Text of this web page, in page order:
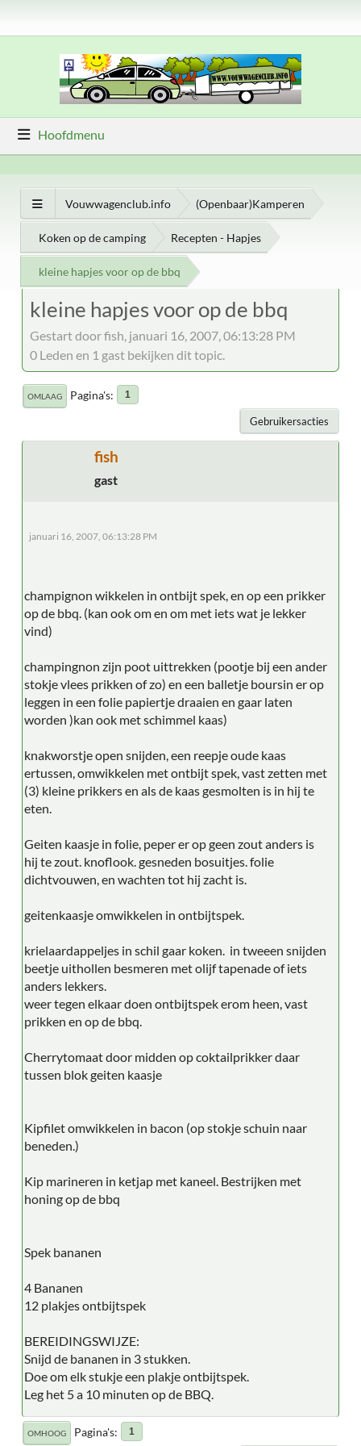
Hoofdmenu
Vouwwagenclub.info (Openbaar)Kamperen
Koken op de camping Recepten - Hapjes
kleine hapjes voor op de bbq
kleine hapjes voor op de bbq
Gestart door fish, januari 16, 2007, 06:13:28 PM
0 Leden en 1 gast bekijken dit topic.
OMLAAG Pagina's 1
Gebruikersacties
fish
gast
januari 16, 2007, 06:13:28 PM
champignon wikkelen in ontbijt spek, en op een prikker
op de bbq. (kan ook om en om met iets wat je lekker
vind)
champingnon zijn poot uittrekken (pootje bij een ander
stokje vlees prikken of zo) en een balletje boursin er op
leggen in een folie papiertje draaien en gaar laten
worden )kan ook met schimmel kaas)
knakworstje open snijden, een reepje oude kaas
ertussen, omwikkelen met ontbijt spek, vast zetten met
(3) kleine prikkers en als de kaas gesmolten is in hij te
eten.
Geiten kaasje in folie, peper er op geen zout anders is
hij te zout. knoflook. gesneden bosuitjes. folie
dichtvouwen, en wachten tot hij zacht is.
geitenkaasje omwikkelen in ontbijtspek.
krielaardappeljes in schil gaar koken. in tweeen snijden
beetje uithollen besmeren met olijf tapenade of iets
anders lekkers.
weer tegen elkaar doen ontbijtspek erom heen, vast
prikken en op de bbq.
Cherrytomaat door midden op coktailprikker daar
tussen blok geiten kaasje
Kipfilet omwikkelen in bacon (op stokje schuin naar
beneden.)
Kip marineren in ketjap met kaneel. Bestrijken met
honing op de bbq
Spek bananen
4 Bananen
12 plakjes ontbijtspek
BEREIDINGSWIJZE:
Snijd de bananen in 3 stukken.
Doe om elk stukje een plakje ontbijtspek.
Leg het 5 a 10 minuten op de BBQ.
OMHOOG Pagina's 1